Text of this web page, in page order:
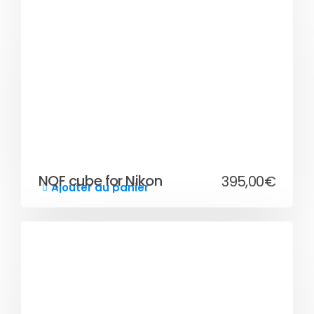
NQF cube for Nikon 395,00€
Ajouter au panier